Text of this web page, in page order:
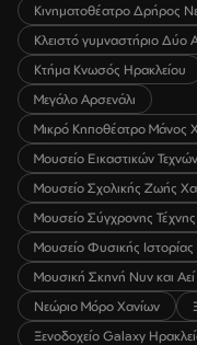
Κινηματοθέατρο Δρήρος
Κλειστό γυμναστήριο Δύο
Κτήμα Κνωσός Ηρακλείου
Μεγάλο Αρσενάλι
Μικρό Κηποθέατρο Μάνος
Μουσείο Εικαστικών
Μουσείο Σχολικής Ζωής
Μουσείο Σύγχρονης
Μουσείο Φυσικής Ιστορίας
Μουσική Σκηνή Νυν και
Νεώριο Μόρο Χανίων
Ξενοδοχείο Galaxy